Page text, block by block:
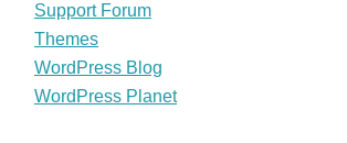
Support Forum
Themes
WordPress Blog
WordPress Planet